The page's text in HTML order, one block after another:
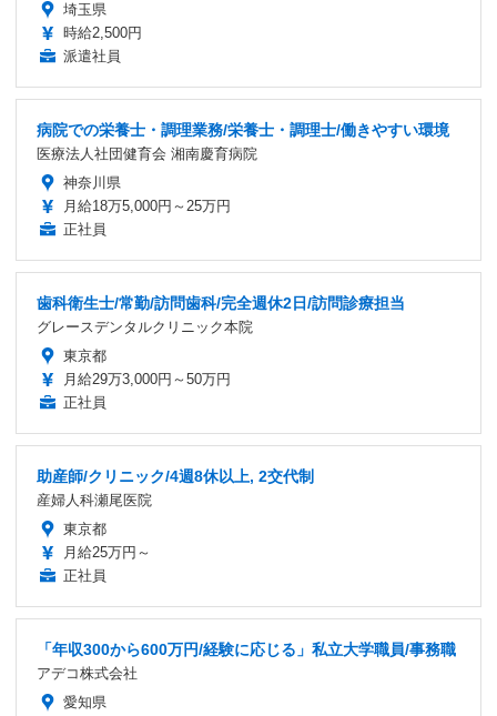
埼玉県
時給2,500円
派遣社員
病院での栄養士・調理業務/栄養士・調理士/働きやすい環境
医療法人社団健育会 湘南慶育病院
神奈川県
月給18万5,000円～25万円
正社員
歯科衛生士/常勤/訪問歯科/完全週休2日/訪問診療担当
グレースデンタルクリニック本院
東京都
月給29万3,000円～50万円
正社員
助産師/クリニック/4週8休以上, 2交代制
産婦人科瀬尾医院
東京都
月給25万円～
正社員
「年収300から600万円/経験に応じる」私立大学職員/事務職
アデコ株式会社
愛知県